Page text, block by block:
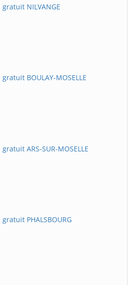
NILVANGE
BOULAY-MOSELLE
ARS-SUR-MOSELLE
PHALSBOURG